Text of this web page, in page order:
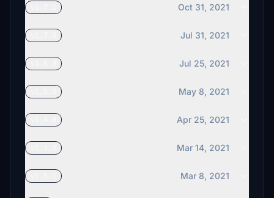
Oct 31, 2021
Jul 31, 2021
Jul 25, 2021
May 8, 2021
Apr 25, 2021
Mar 14, 2021
Mar 8, 2021